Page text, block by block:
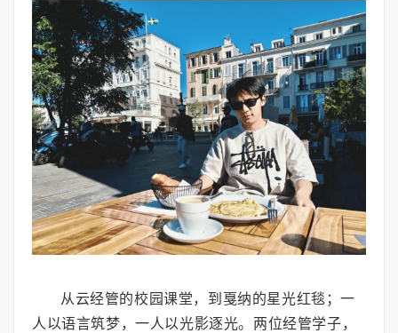
从云经管的校园课堂，到戛纳的星光红毯；一
人以语言筑梦，一人以光影逐光。两位经管学子，